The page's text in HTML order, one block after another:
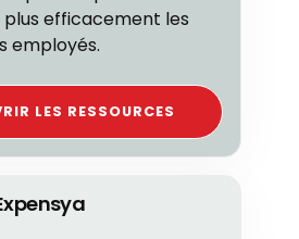
efficacement les
employés.
LES RESSOURCES